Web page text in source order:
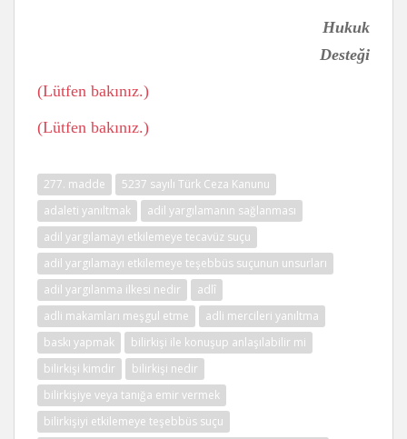
Hukuk
Desteği
(Lütfen bakınız.)
(Lütfen bakınız.)
277. madde
5237 sayılı Türk Ceza Kanunu
adaleti yanıltmak
adil yargılamanın sağlanması
adil yargılamayı etkilemeye tecavüz suçu
adil yargılamayı etkilemeye teşebbüs suçunun unsurları
adil yargılanma ilkesi nedir
adlî
adli makamları meşgul etme
adli mercileri yanıltma
baskı yapmak
bilirkişi ile konuşup anlaşılabilir mi
bilirkişi kimdir
bilirkişi nedir
bilirkişiye veya tanığa emir vermek
bilirkişiyi etkilemeye teşebbüs suçu